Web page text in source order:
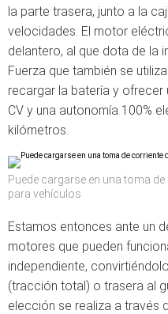
la parte trasera, junto a la
velocidades. El motor
delantero, al que dota de la
Fuerza que también se
recargar la batería y
CV y una autonomía 100%
kilómetros.
Puede cargarse en una toma
para vehículos
Estamos entonces ante un
motores que pueden
independiente,
(tracción total) o trasera al
elección se realiza a través